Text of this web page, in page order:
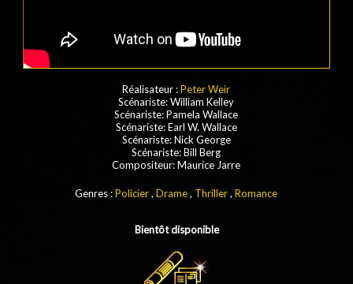
Réalisateur :Peter Weir
Scénariste: William Kelley
Scénariste: Pamela Wallace
Scénariste: Earl W. Wallace
Scénariste: Nick George
Scénariste: Bill Berg
Compositeur: Maurice Jarre
Genres :Policier,Drame, Thriller,Romance
Bientôt disponible